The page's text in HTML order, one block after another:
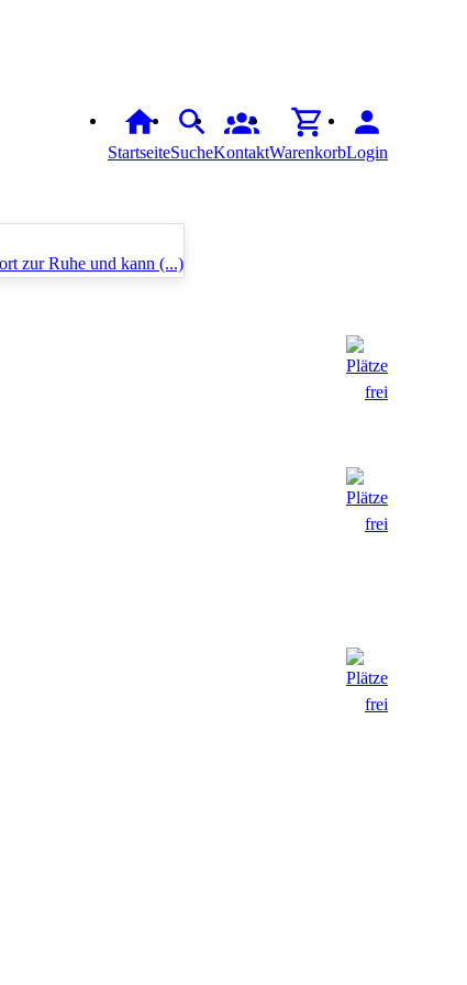
StartseiteSucheKontaktWarenkorbLogin
zur Ruhe und kann (...)